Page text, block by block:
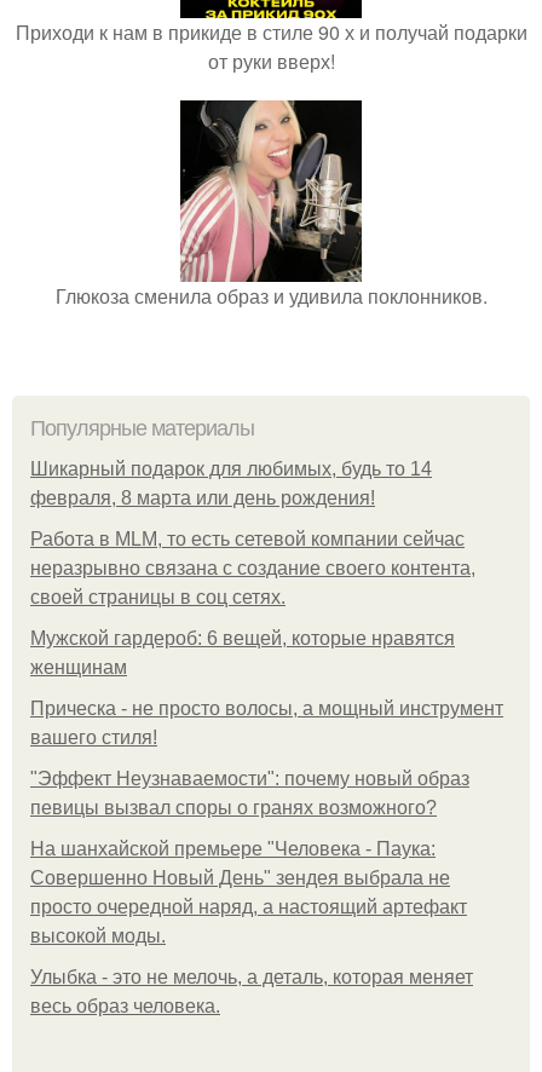
Приходи к нам в прикиде в стиле 90 х и получай подарки
от руки вверх!
Глюкоза сменила образ и удивила поклонников.
Популярные материалы
Шикарный подарок для любимых, будь то 14
февраля, 8 марта или день рождения!
Работа в MLM, то есть сетевой компании сейчас
неразрывно связана с создание своего контента,
своей страницы в соц сетях.
Мужской гардероб: 6 вещей, которые нравятся
женщинам
Прическа - не просто волосы, а мощный инструмент
вашего стиля!
"Эффект Неузнаваемости": почему новый образ
певицы вызвал споры о гранях возможного?
На шанхайской премьере "Человека - Паука:
Совершенно Новый День" зендея выбрала не
просто очередной наряд, а настоящий артефакт
высокой моды.
Улыбка - это не мелочь, а деталь, которая меняет
весь образ человека.